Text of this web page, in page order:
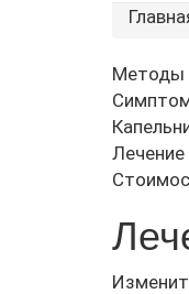
Методы
Лечение